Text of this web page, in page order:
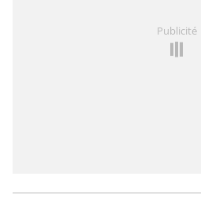
Publicité